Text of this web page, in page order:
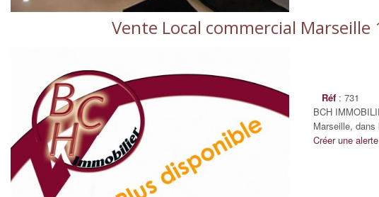
Vente Local commercial
Réf : 731
BCH
Marseille,
Créer une alerte